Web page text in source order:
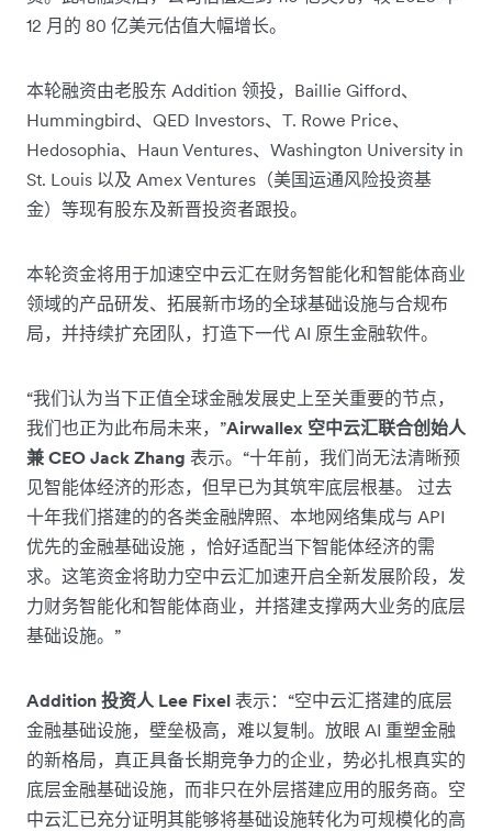
12 月的 80 亿美元估值大幅增长。
本轮融资由老股东 Addition 领投，Baillie Gifford、
Hummingbird、QED Investors、T. Rowe Price、
Hedosophia、Haun Ventures、Washington University in
St. Louis 以及 Amex Ventures（美国运通风险投资基
金）等现有股东及新晋投资者跟投。
本轮资金将用于加速空中云汇在财务智能化和智能体商业
领域的产品研发、拓展新市场的全球基础设施与合规布
局，并持续扩充团队，打造下一代 AI 原生金融软件。
“我们认为当下正值全球金融发展史上至关重要的节点，
我们也正为此布局未来，”Airwallex 空中云汇联合创始人
兼 CEO Jack Zhang 表示。“十年前，我们尚无法清晰预
见智能体经济的形态，但早已为其筑牢底层根基。 过去
十年我们搭建的的各类金融牌照、本地网络集成与 API
优先的金融基础设施 ，恰好适配当下智能体经济的需
求。这笔资金将助力空中云汇加速开启全新发展阶段，发
力财务智能化和智能体商业，并搭建支撑两大业务的底层
基础设施。”
Addition 投资人 Lee Fixel 表示：“空中云汇搭建的底层
金融基础设施，壁垒极高，难以复制。放眼 AI 重塑金融
的新格局，真正具备长期竞争力的企业，势必扎根真实的
底层金融基础设施，而非只在外层搭建应用的服务商。空
中云汇已充分证明其能够将基础设施转化为可规模化的高